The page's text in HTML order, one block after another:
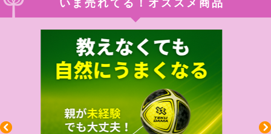
いま売れてる！オススメ商品